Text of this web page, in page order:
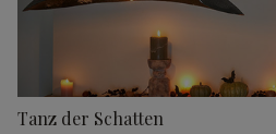
Tanz der Schatten